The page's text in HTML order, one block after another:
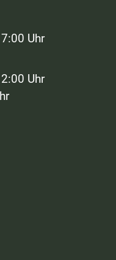
Uhr
Uhr